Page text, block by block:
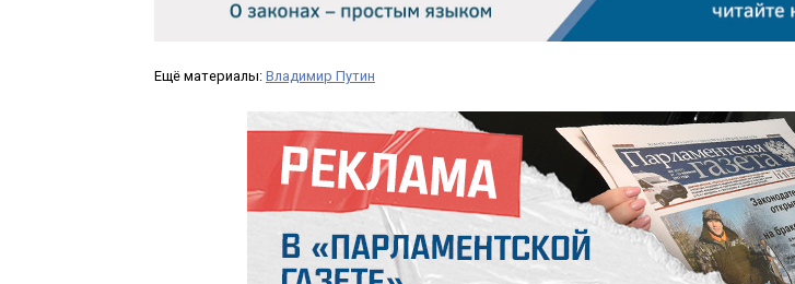
Ещё материалы: Владимир Путин